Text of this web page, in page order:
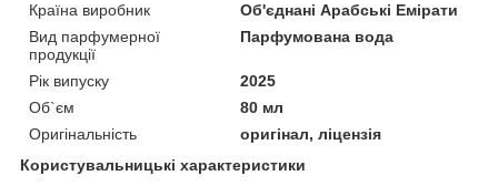
Країна виробник
Об'єднані Арабські Емірати
Вид парфумерної
продукції
Парфумована вода
Рік випуску
2025
Об`єм
80 мл
Оригінальність
оригінал, ліцензія
Користувальницькі характеристики